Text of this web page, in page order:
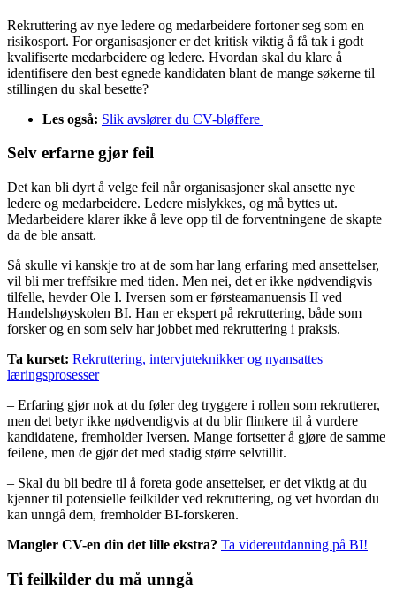
Rekruttering av nye ledere og medarbeidere fortoner seg som en
risikosport. For organisasjoner er det kritisk viktig å få tak i godt
kvalifiserte medarbeidere og ledere. Hvordan skal du klare å
identifisere den best egnede kandidaten blant de mange søkerne til
stillingen du skal besette?
Les også: Slik avslører du CV-bløffere
Selv erfarne gjør feil
Det kan bli dyrt å velge feil når organisasjoner skal ansette nye
ledere og medarbeidere. Ledere mislykkes, og må byttes ut.
Medarbeidere klarer ikke å leve opp til de forventningene de skapte
da de ble ansatt.
Så skulle vi kanskje tro at de som har lang erfaring med ansettelser,
vil bli mer treffsikre med tiden. Men nei, det er ikke nødvendigvis
tilfelle, hevder Ole I. Iversen som er førsteamanuensis II ved
Handelshøyskolen BI. Han er ekspert på rekruttering, både som
forsker og en som selv har jobbet med rekruttering i praksis.
Ta kurset: Rekruttering, intervjuteknikker og nyansattes
læringsprosesser
– Erfaring gjør nok at du føler deg tryggere i rollen som rekrutterer,
men det betyr ikke nødvendigvis at du blir flinkere til å vurdere
kandidatene, fremholder Iversen. Mange fortsetter å gjøre de samme
feilene, men de gjør det med stadig større selvtillit.
– Skal du bli bedre til å foreta gode ansettelser, er det viktig at du
kjenner til potensielle feilkilder ved rekruttering, og vet hvordan du
kan unngå dem, fremholder BI-forskeren.
Mangler CV-en din det lille ekstra? Ta videreutdanning på BI!
Ti feilkilder du må unngå